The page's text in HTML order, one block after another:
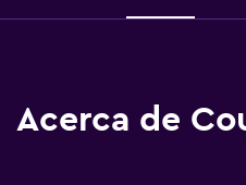
Acerca de